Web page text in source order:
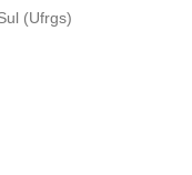
(Ufrgs)